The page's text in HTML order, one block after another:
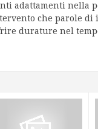
adattamenti nella
che parole di
durature nel